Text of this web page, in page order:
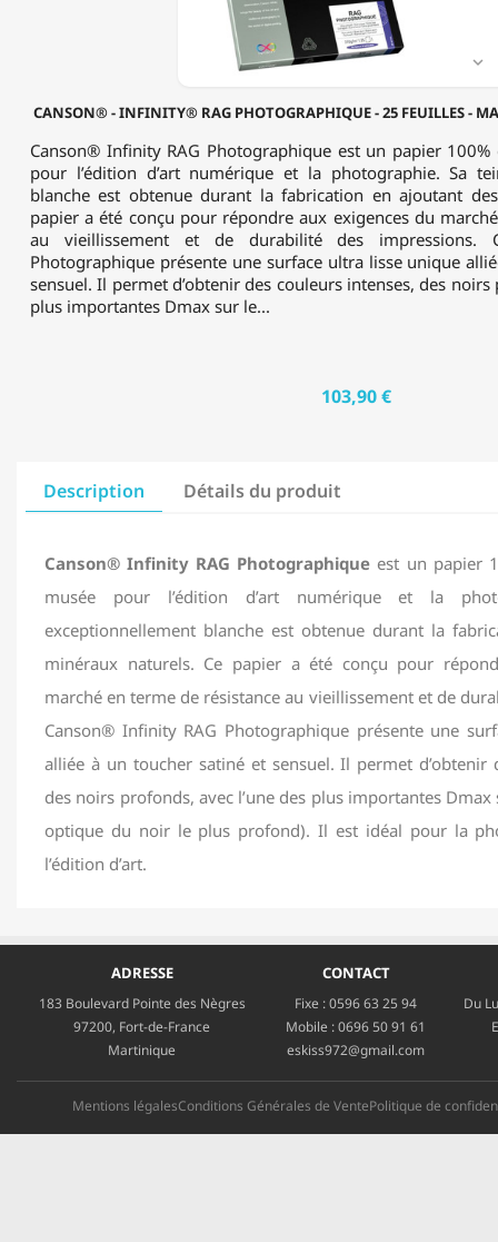
G/M²
FORMAT
A3+
CANSON® - INFINITY® RAG PHOTOGRAPHIQUE - 25 FEUILLES -

Canson® Infinity RAG Photographique est un papier
pour l’édition d’art numérique et la photographie. Sa
blanche est obtenue durant la fabrication en ajoutant
papier a été conçu pour répondre aux exigences du
au vieillissement et de durabilité des impressions.
Photographique présente une surface ultra lisse unique
sensuel. Il permet d’obtenir des couleurs intenses, des noirs
plus importantes Dmax sur le...
103,90 €
Description Détails du produit
Canson® Infinity RAG Photographique est un papier
musée pour l’édition d’art numérique et la
exceptionnellement blanche est obtenue durant la
minéraux naturels. Ce papier a été conçu pour
marché en terme de résistance au vieillissement et de
Canson® Infinity RAG Photographique présente une
alliée à un toucher satiné et sensuel. Il permet d’obtenir
des noirs profonds, avec l’une des plus importantes
optique du noir le plus profond). Il est idéal pour la
l’édition d’art.
ADRESSE
183 Boulevard Pointe des Nègres
97200, Fort-de-France
Martinique
CONTACT
Fixe :0596 63 25 94
Mobile :0696 50 91 61
eskiss972@gmail.com
Du
Mentions légalesConditions Générales de VentePolitique de